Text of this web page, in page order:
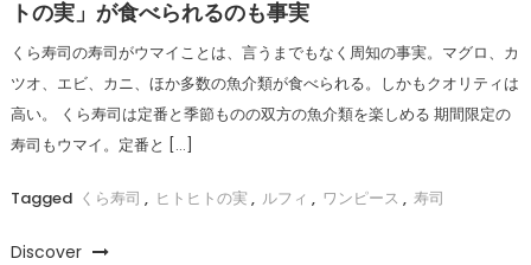
トの実」が食べられるのも事実
くら寿司の寿司がウマイことは、言うまでもなく周知の事実。マグロ、カ
ツオ、エビ、カニ、ほか多数の魚介類が食べられる。しかもクオリティは
高い。 くら寿司は定番と季節ものの双方の魚介類を楽しめる 期間限定の
寿司もウマイ。定番と […]
Tagged くら寿司 , ヒトヒトの実 , ルフィ , ワンピース , 寿司
Discover